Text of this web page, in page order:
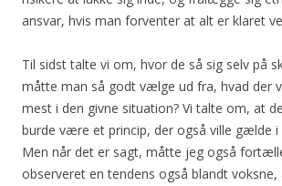
ansvar, hvis man forventer at alt er klaret
Til sidst talte vi om, hvor de så sig selv på
måtte man så godt vælge ud fra, hvad der
mest i den givne situation? Vi talte om, at
burde være et princip, der også ville gælde i
Men når det er sagt, måtte jeg også
observeret en tendens også blandt